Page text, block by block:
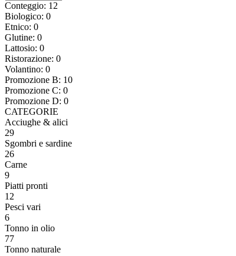
Conteggio: 12
Biologico: 0
Etnico: 0
Glutine: 0
Lattosio: 0
Ristorazione: 0
Volantino: 0
Promozione B: 10
Promozione C: 0
Promozione D: 0
CATEGORIE
Acciughe & alici
29
Sgombri e sardine
26
Carne
9
Piatti pronti
12
Pesci vari
6
Tonno in olio
77
Tonno naturale